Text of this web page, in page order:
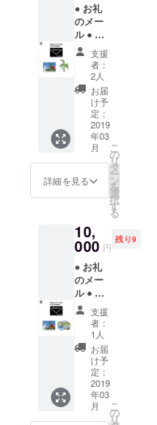
● お礼
のメー
ル ● ハ
イビス
カスの
写真集
（32
ペー
ジ）
● トッ
クリヤ
シの種
子20個
支援
者：
2人
お届
け予
定：
2019
年03
月
詳細を見る
こ
の
リ
タ
ー
ン
を
選
択
す
る
10,
000 円
残り9
● お礼
のメー
ル ● ハ
イビス
カスの
写真集
（32
ペー
ジ）
● 10種
類の写
真の中
支援
者：
1人
お届
け予
定：
2019
年03
月
こ
の
リ